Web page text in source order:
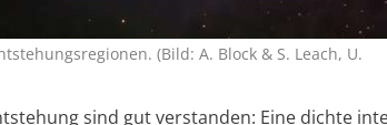
(Bild: A. Block & S. Leach, U.
sind gut verstanden: Eine dichte